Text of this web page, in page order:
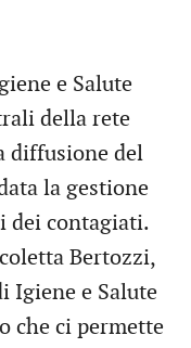
e Salute
della rete
diffusione del
la gestione
dei contagiati.
Bertozzi,
Igiene e Salute
che ci permette